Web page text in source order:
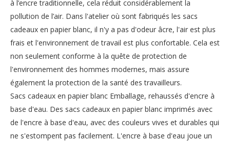
à l’encre traditionnelle, cela réduit considérablement la
pollution de l’air. Dans l'atelier où sont fabriqués les sacs
cadeaux en papier blanc, il n'y a pas d'odeur âcre, l'air est plus
frais et l'environnement de travail est plus confortable. Cela est
non seulement conforme à la quête de protection de
l'environnement des hommes modernes, mais assure
également la protection de la santé des travailleurs.
Sacs cadeaux en papier blanc Emballage, rehaussés d'encre à
base d'eau. Des sacs cadeaux en papier blanc imprimés avec
de l'encre à base d'eau, avec des couleurs vives et durables qui
ne s'estompent pas facilement. L'encre à base d'eau joue un